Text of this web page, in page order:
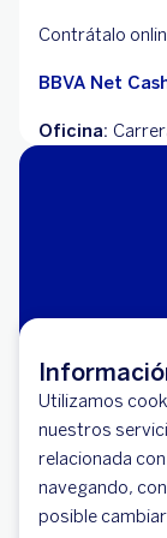
Utilizamos
nuestros
relacionada
navegando,
posible
Contrátalo
BBVA Net
Oficina: